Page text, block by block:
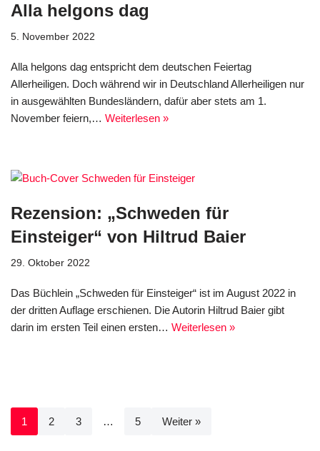
Alla helgons dag
5. November 2022
Alla helgons dag entspricht dem deutschen Feiertag
Allerheiligen. Doch während wir in Deutschland Allerheiligen nur
in ausgewählten Bundesländern, dafür aber stets am 1.
November feiern,… Weiterlesen »
Rezension: „Schweden für
Einsteiger“ von Hiltrud Baier
29. Oktober 2022
Das Büchlein „Schweden für Einsteiger“ ist im August 2022 in
der dritten Auflage erschienen. Die Autorin Hiltrud Baier gibt
darin im ersten Teil einen ersten… Weiterlesen »
1 2 3 … 5 Weiter »